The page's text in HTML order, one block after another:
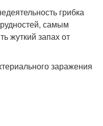
грибка
самым
жуткий запах от
заражения